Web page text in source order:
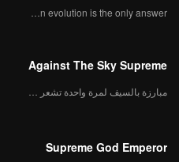
Human evolution is the only answer.
Against The Sky Supreme
Supreme God Emperor